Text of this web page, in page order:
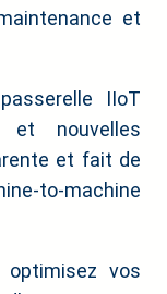
et
IIoT
et nouvelles
et fait de
to-machine
vos